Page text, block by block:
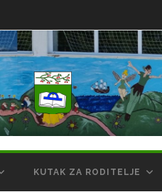
KUTAK ZA RODITELJE